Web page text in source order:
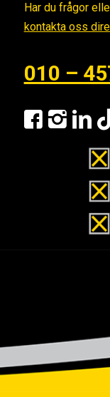
Har du frågor
kontakta oss
010 –